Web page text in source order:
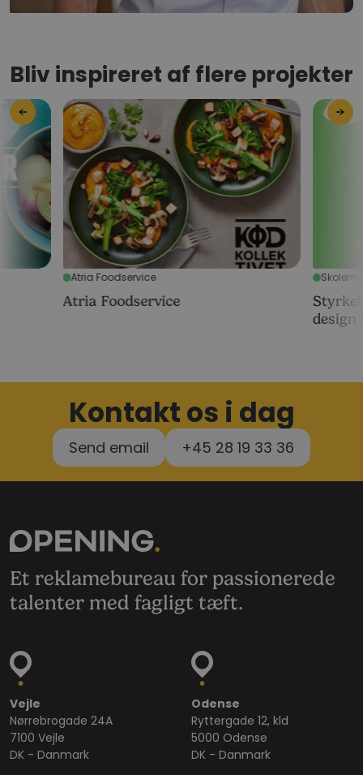
Bliv inspireret af flere projekter
← →
Atria Foodservice
Atria Foodservice
design
Kontakt os i dag
Send email +45 28 19 33 36
Et reklamebureau for passionerede
talenter med fagligt tæft.
Vejle
Nørrebrogade 24A
7100 Vejle
DK - Danmark
Odense
Ryttergade 12, kld
5000 Odense
DK - Danmark